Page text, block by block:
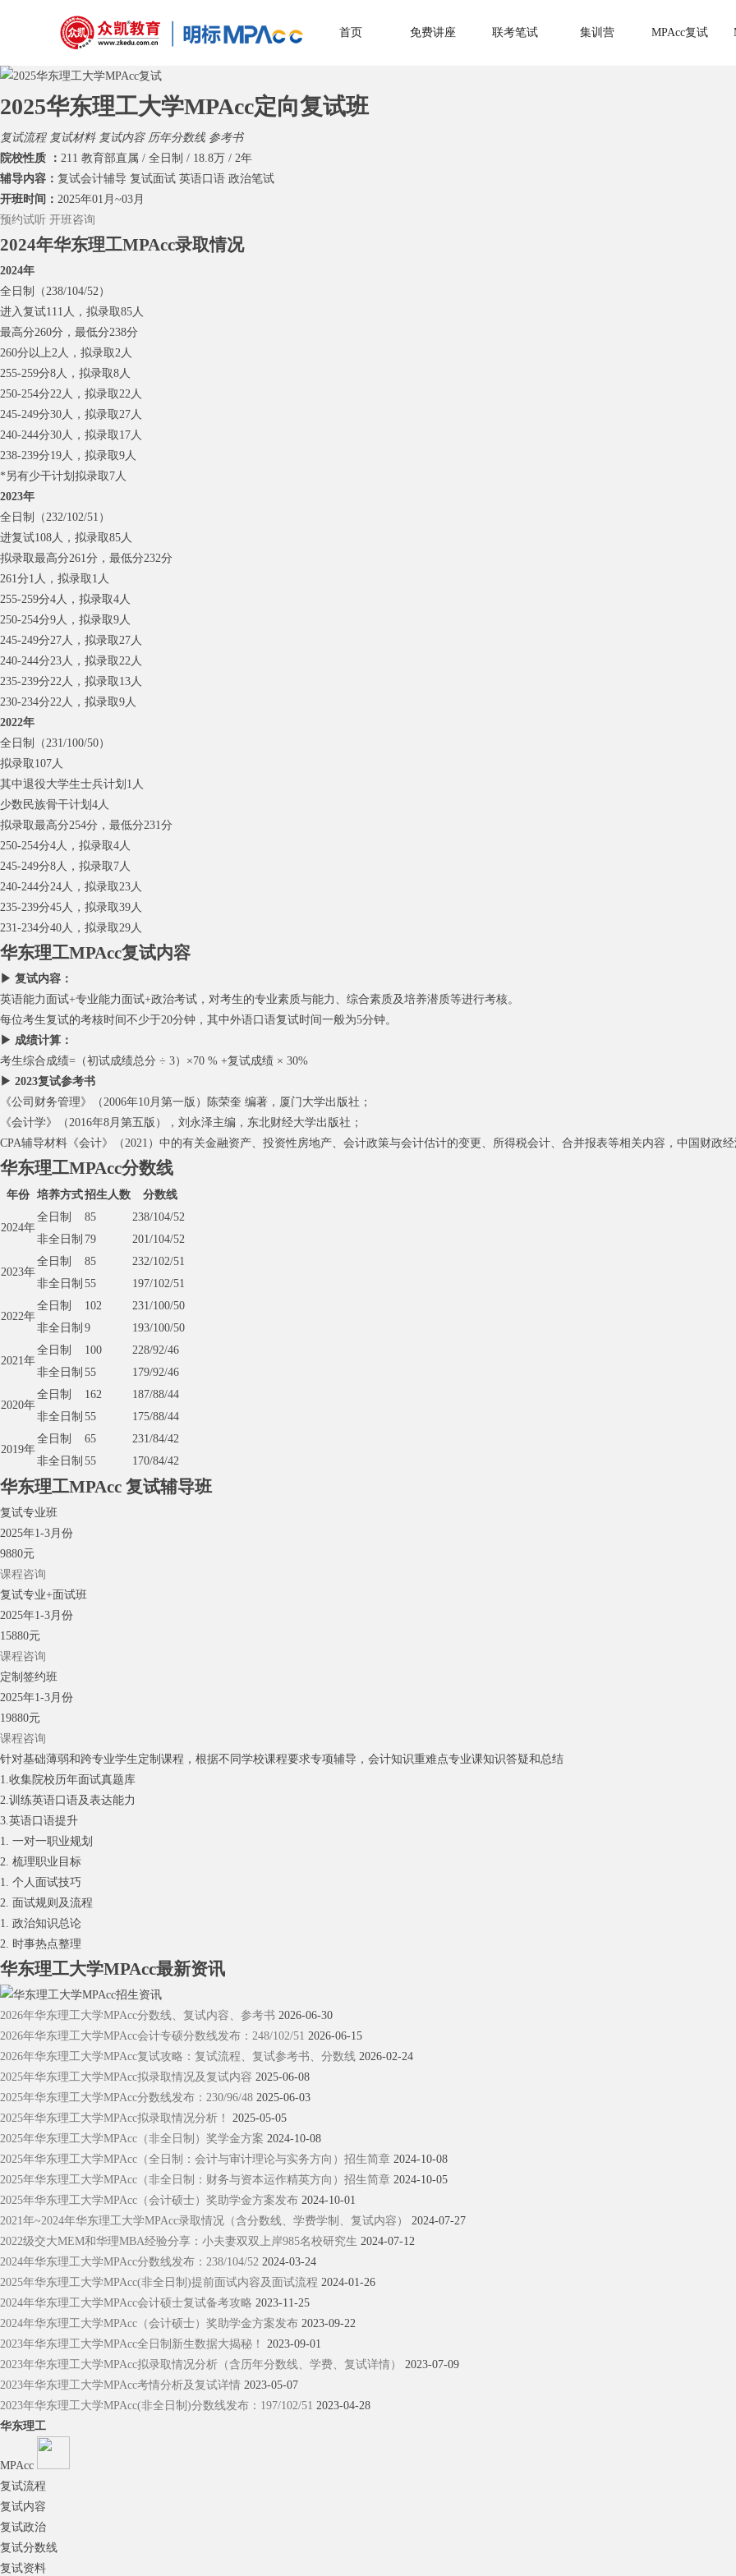
首页 免费讲座 联考笔试 集训营 MPAcc复试
2025华东理工大学MPAcc定向复试班
复试流程 复试材料 复试内容 历年分数线 参考书
院校性质 ： 211 教育部直属 / 全日制 / 18.8万 / 2年
辅导内容： 复试会计辅导 复试面试 英语口语 政治笔试
开班时间： 2025年01月~03月
预约试听 开班咨询
2024年华东理工MPAcc录取情况
2024年
全日制（238/104/52）
进入复试111人，拟录取85人
最高分260分，最低分238分
260分以上2人，拟录取2人
255-259分8人，拟录取8人
250-254分22人，拟录取22人
245-249分30人，拟录取27人
240-244分30人，拟录取17人
238-239分19人，拟录取9人
*另有少干计划拟录取7人
2023年
全日制（232/102/51）
进复试108人，拟录取85人
拟录取最高分261分，最低分232分
261分1人，拟录取1人
255-259分4人，拟录取4人
250-254分9人，拟录取9人
245-249分27人，拟录取27人
240-244分23人，拟录取22人
235-239分22人，拟录取13人
230-234分22人，拟录取9人
2022年
全日制（231/100/50）
拟录取107人
其中退役大学生士兵计划1人
少数民族骨干计划4人
拟录取最高分254分，最低分231分
250-254分4人，拟录取4人
245-249分8人，拟录取7人
240-244分24人，拟录取23人
235-239分45人，拟录取39人
231-234分40人，拟录取29人
华东理工MPAcc复试内容
▶ 复试内容：
英语能力面试+专业能力面试+政治考试，对考生的专业素质与能力、综合素质及培养潜质等进行考核。
每位考生复试的考核时间不少于20分钟，其中外语口语复试时间一般为5分钟。
▶ 成绩计算：
考生综合成绩=（初试成绩总分 ÷ 3）×70 % +复试成绩 × 30%
▶ 2023复试参考书
《公司财务管理》（2006年10月第一版）陈荣奎 编著，厦门大学出版社；
《会计学》（2016年8月第五版），刘永泽主编，东北财经大学出版社；
CPA辅导材料《会计》（2021）中的有关金融资产、投资性房地产、会计政策与会计估计的变更、所得税会计、合并报表等相关内容，中国财政经
华东理工MPAcc分数线
年份 培养方式招生人数 分数线
2024年
全日制 85
238/104/52
非全日制 79 201/104/52
2023年
全日制 85
232/102/51
非全日制 55 197/102/51
2022年
全日制 102
231/100/50
非全日制 9 193/100/50
2021年
全日制 100
228/92/46
非全日制 55 179/92/46
2020年
全日制 162
187/88/44
非全日制 55 175/88/44
2019年
全日制 65
231/84/42
非全日制 55 170/84/42
华东理工MPAcc 复试辅导班
复试专业班
2025年1-3月份
9880元
课程咨询
复试专业+面试班
2025年1-3月份
15880元
课程咨询
定制签约班
2025年1-3月份
19880元
课程咨询
针对基础薄弱和跨专业学生定制课程，根据不同学校课程要求专项辅导，会计知识重难点专业课知识答疑和总结
1.收集院校历年面试真题库
2.训练英语口语及表达能力
3.英语口语提升
1. 一对一职业规划
2. 梳理职业目标
1. 个人面试技巧
2. 面试规则及流程
1. 政治知识总论
2. 时事热点整理
华东理工大学MPAcc最新资讯
2026年华东理工大学MPAcc分数线、复试内容、参考书 2026-06-30
2026年华东理工大学MPAcc会计专硕分数线发布：248/102/51 2026-06-15
2026年华东理工大学MPAcc复试攻略：复试流程、复试参考书、分数线 2026-02-24
2025年华东理工大学MPAcc拟录取情况及复试内容 2025-06-08
2025年华东理工大学MPAcc分数线发布：230/96/48 2025-06-03
2025年华东理工大学MPAcc拟录取情况分析！
2025-05-05
2025年华东理工大学MPAcc（非全日制）奖学金方案 2024-10-08
2025年华东理工大学MPAcc（全日制：会计与审计理论与实务方向）招生简章 2024-10-08
2025年华东理工大学MPAcc（非全日制：财务与资本运作精英方向）招生简章 2024-10-05
2025年华东理工大学MPAcc（会计硕士）奖助学金方案发布 2024-10-01
2021年~2024年华东理工大学MPAcc录取情况（含分数线、学费学制、复试内容）
2024-07-27
2022级交大MEM和华理MBA经验分享：小夫妻双双上岸985名校研究生 2024-07-12
2024年华东理工大学MPAcc分数线发布：238/104/52 2024-03-24
2025年华东理工大学MPAcc(非全日制)提前面试内容及面试流程 2024-01-26
2024年华东理工大学MPAcc会计硕士复试备考攻略 2023-11-25
2024年华东理工大学MPAcc（会计硕士）奖助学金方案发布 2023-09-22
2023年华东理工大学MPAcc全日制新生数据大揭秘！
2023-09-01
2023年华东理工大学MPAcc拟录取情况分析（含历年分数线、学费、复试详情）
2023-07-09
2023年华东理工大学MPAcc考情分析及复试详情 2023-05-07
2023年华东理工大学MPAcc(非全日制)分数线发布：197/102/51 2023-04-28
华东理工
MPAcc
复试流程
复试内容
复试政治
复试分数线
复试资料